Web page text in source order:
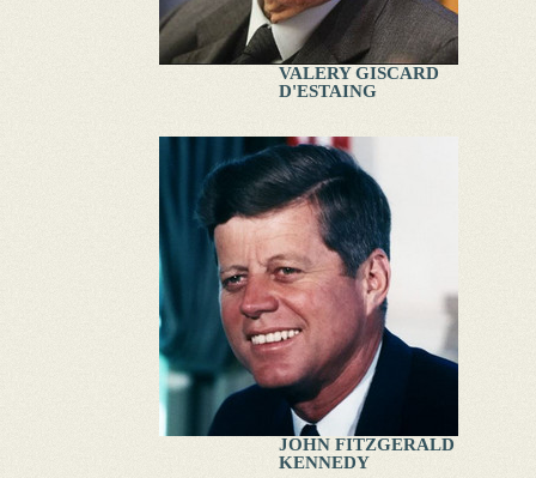
VALERY GISCARD
D'ESTAING
JOHN FITZGERALD
KENNEDY